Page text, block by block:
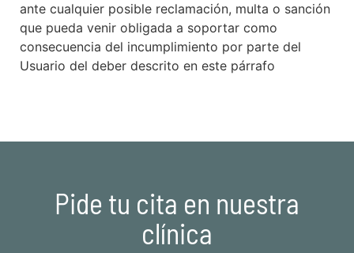
ante cualquier posible reclamación, multa o sanción
que pueda venir obligada a soportar como
consecuencia del incumplimiento por parte del
Usuario del deber descrito en este párrafo
Pide tu cita en nuestra
clínica